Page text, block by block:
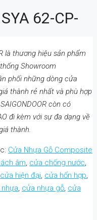
62-CP-
là thương hiệu sản phẩm
Showroom
phối những dòng cửa
thành rẻ nhất và phù hợp
còn có
đi kèm với sự đa dạng về
thành.
Cửa Nhựa Gỗ Composite
âm, cửa chống nước,
cửa hiện đại, cửa hổn hợp,
, cửa nhựa gỗ, cửa